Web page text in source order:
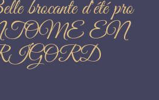
brocante d'été pro
EN